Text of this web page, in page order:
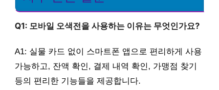
Q1: 모바일 오색전을 사용하는 이유는 무엇인가요?
A1: 실물 카드 없이 스마트폰 앱으로 편리하게 사용
가능하고, 잔액 확인, 결제 내역 확인, 가맹점 찾기
등의 편리한 기능들을 제공합니다.